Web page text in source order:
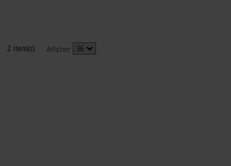
2 item(s) Afficher